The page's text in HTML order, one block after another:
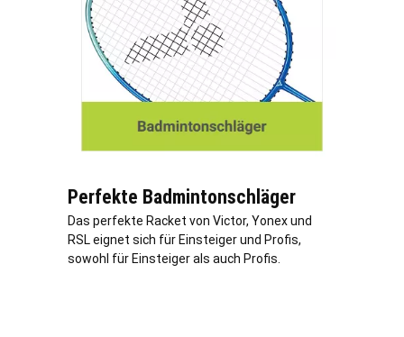
Perfekte Badmintonschläger
Das perfekte Racket von Victor, Yonex und
RSL eignet sich für Einsteiger und Profis,
sowohl für Einsteiger als auch Profis.